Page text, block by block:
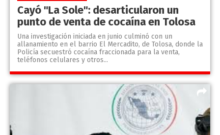
Cayó "La Sole": desarticularon un
punto de venta de cocaína en Tolosa
Una investigación iniciada en junio culminó con un
allanamiento en el barrio El Mercadito, de Tolosa, donde la
Policía secuestró cocaína fraccionada para la venta,
teléfonos celulares y otros...